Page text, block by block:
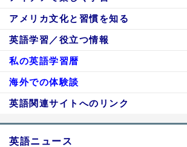
アメリカ文化と習慣を知る
英語学習／役立つ情報
私の英語学習暦
海外での体験談
英語関連サイトへのリンク
英語ニュース